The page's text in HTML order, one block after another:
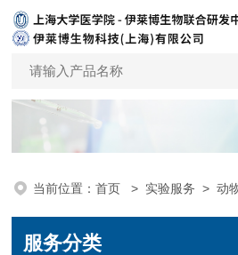
当前位置：首页 > 实验服务 >动
服务分类